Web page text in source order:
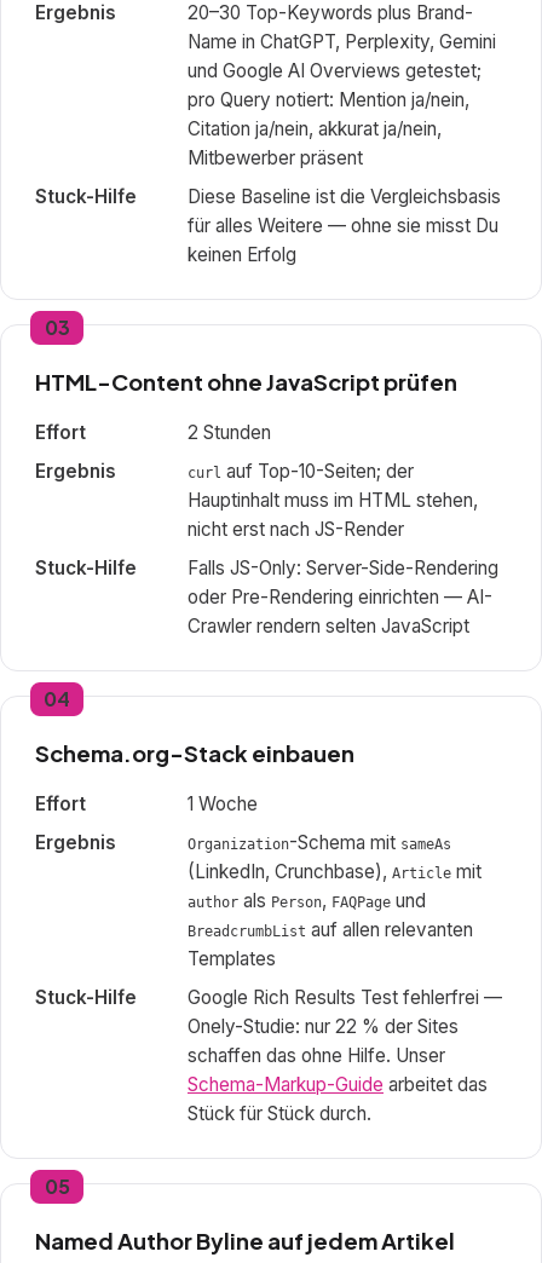
Ergebnis
20–30 Top-Keywords plus Brand-
Name in ChatGPT, Perplexity, Gemini
und Google AI Overviews getestet;
pro Query notiert: Mention ja/nein,
Citation ja/nein, akkurat ja/nein,
Mitbewerber präsent
Stuck-Hilfe
Diese Baseline ist die Vergleichsbasis
für alles Weitere — ohne sie misst Du
keinen Erfolg
03
HTML-Content ohne JavaScript prüfen
Effort
2 Stunden
Ergebnis
curl auf Top-10-Seiten; der
Hauptinhalt muss im HTML stehen,
nicht erst nach JS-Render
Stuck-Hilfe
Falls JS-Only: Server-Side-Rendering
oder Pre-Rendering einrichten — AI-
Crawler rendern selten JavaScript
04
Schema.org-Stack einbauen
Effort
1 Woche
Ergebnis
Organization-Schema mit sameAs
(LinkedIn, Crunchbase), Article mit
author als Person, FAQPage und
BreadcrumbList auf allen relevanten
Templates
Stuck-Hilfe
Google Rich Results Test fehlerfrei —
Onely-Studie: nur 22 % der Sites
schaffen das ohne Hilfe. Unser
Schema-Markup-Guide arbeitet das
Stück für Stück durch.
05
Named Author Byline auf jedem Artikel